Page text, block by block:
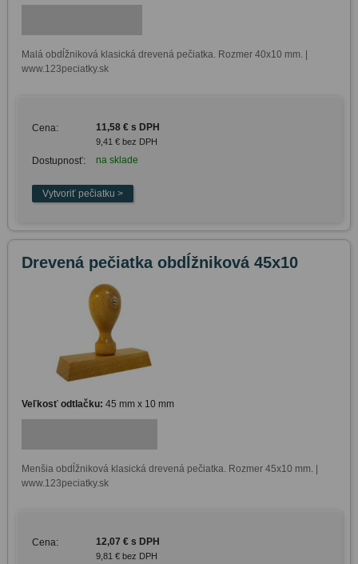
Malá obdĺžniková klasická drevená pečiatka. Rozmer 40x10 mm. |
www.123peciatky.sk
Cena: 11,58 € s DPH
9,41 € bez DPH
Dostupnosť: na sklade
Drevená pečiatka obdĺžniková 45x10
Veľkosť odtlačku: 45 mm x 10 mm
Menšia obdĺžniková klasická drevená pečiatka. Rozmer 45x10 mm. |
www.123peciatky.sk
Cena: 12,07 € s DPH
9,81 € bez DPH